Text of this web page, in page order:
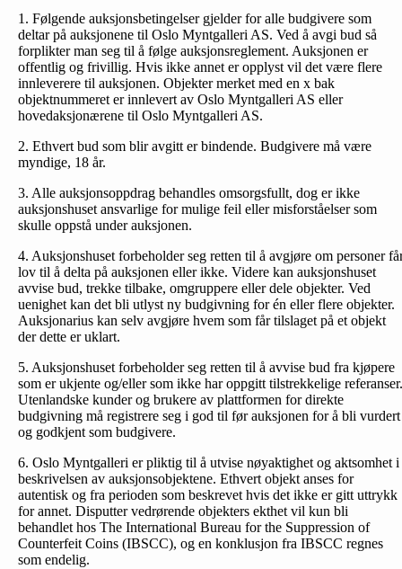
1. Følgende auksjonsbetingelser gjelder for alle budgivere som
deltar på auksjonene til Oslo Myntgalleri AS. Ved å avgi bud så
forplikter man seg til å følge auksjonsreglement. Auksjonen er
offentlig og frivillig. Hvis ikke annet er opplyst vil det være flere
innleverere til auksjonen. Objekter merket med en x bak
objektnummeret er innlevert av Oslo Myntgalleri AS eller
hovedaksjonærene til Oslo Myntgalleri AS.
2. Ethvert bud som blir avgitt er bindende. Budgivere må være
myndige, 18 år.
3. Alle auksjonsoppdrag behandles omsorgsfullt, dog er ikke
auksjonshuset ansvarlige for mulige feil eller misforståelser som
skulle oppstå under auksjonen.
4. Auksjonshuset forbeholder seg retten til å avgjøre om personer
lov til å delta på auksjonen eller ikke. Videre kan auksjonshuset
avvise bud, trekke tilbake, omgruppere eller dele objekter. Ved
uenighet kan det bli utlyst ny budgivning for én eller flere objekter.
Auksjonarius kan selv avgjøre hvem som får tilslaget på et objekt
der dette er uklart.
5. Auksjonshuset forbeholder seg retten til å avvise bud fra kjøpere
som er ukjente og/eller som ikke har oppgitt tilstrekkelige referanser.
Utenlandske kunder og brukere av plattformen for direkte
budgivning må registrere seg i god til før auksjonen for å bli vurdert
og godkjent som budgivere.
6. Oslo Myntgalleri er pliktig til å utvise nøyaktighet og aktsomhet i
beskrivelsen av auksjonsobjektene. Ethvert objekt anses for
autentisk og fra perioden som beskrevet hvis det ikke er gitt uttrykk
for annet. Disputter vedrørende objekters ekthet vil kun bli
behandlet hos The International Bureau for the Suppression of
Counterfeit Coins (IBSCC), og en konklusjon fra IBSCC regnes
som endelig.